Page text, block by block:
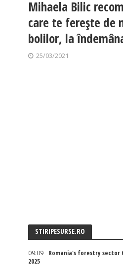
Mihaela Bilic
care te ferește de
bolilor, la
25/03/2021
STIRIPESURSE.RO
09:09
Romania's forestry sector
2025